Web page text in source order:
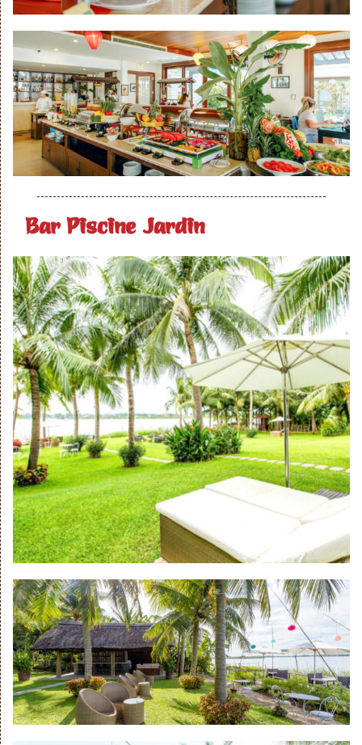
Bar Piscine Jardin